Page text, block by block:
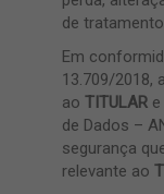
de
Em
13.709/2018, a
ao TITULARe
de Dados –
segurança
relevante ao